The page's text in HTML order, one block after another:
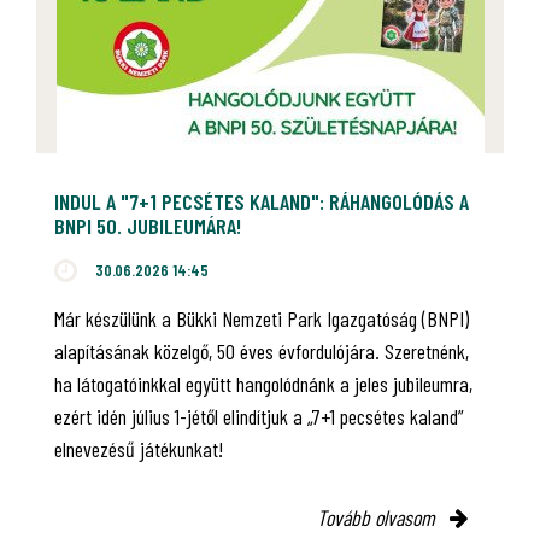
INDUL A "7+1 PECSÉTES KALAND": RÁHANGOLÓDÁS A
BNPI 50. JUBILEUMÁRA!
30.06.2026 14:45
Már készülünk a Bükki Nemzeti Park Igazgatóság (BNPI)
alapításának közelgő, 50 éves évfordulójára. Szeretnénk,
ha látogatóinkkal együtt hangolódnánk a jeles jubileumra,
ezért idén július 1-jétől elindítjuk a „7+1 pecsétes kaland”
elnevezésű játékunkat!
Tovább olvasom